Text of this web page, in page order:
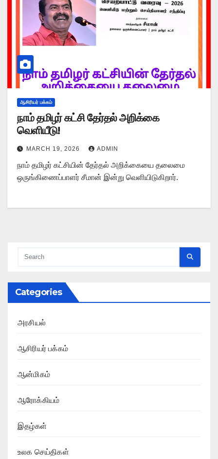
ஆசிரியர் பக்கம்
நாம் தமிழர் கட்சி தேர்தல் அறிக்கை
வெளியீடு!
MARCH 19, 2026 ADMIN
நாம் தமிழர் கட்சியின் தேர்தல் அறிக்கையை தலைமை
ஒருங்கிணைப்பாளர் சீமான் இன்று வெளியிடுகிறார்.
Categories
அரசியல்
ஆசிரியர் பக்கம்
ஆன்மிகம்
ஆரோக்கியம்
இதழ்கள்
உலக செய்திகள்